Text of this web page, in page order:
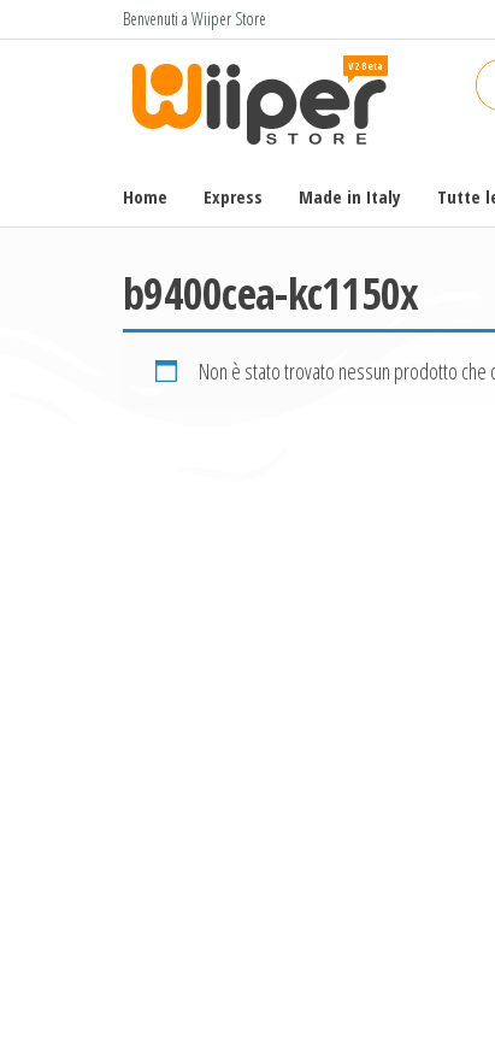
e
Benvenuti a Wiiper Store
Wiiper
a basso
prezzo
Home Express Made in Italy Tutte
b9400cea-kc1150x
Non è stato trovato nessun prodotto